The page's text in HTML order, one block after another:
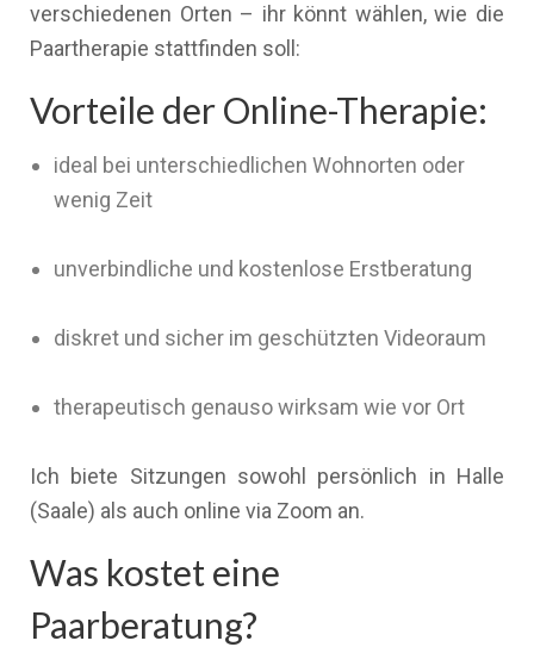
verschiedenen Orten – ihr könnt wählen, wie die
Paartherapie stattfinden soll:
Vorteile der Online-Therapie:
ideal bei unterschiedlichen Wohnorten oder
wenig Zeit
unverbindliche und kostenlose Erstberatung
diskret und sicher im geschützten Videoraum
therapeutisch genauso wirksam wie vor Ort
Ich biete Sitzungen sowohl persönlich in Halle
(Saale) als auch online via Zoom an.
Was kostet eine
Paarberatung?